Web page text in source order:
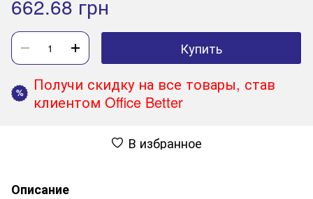
662.68 грн
Купить
%
Получи скидку на все товары, став
клиентом Office Better
В избранное
Описание